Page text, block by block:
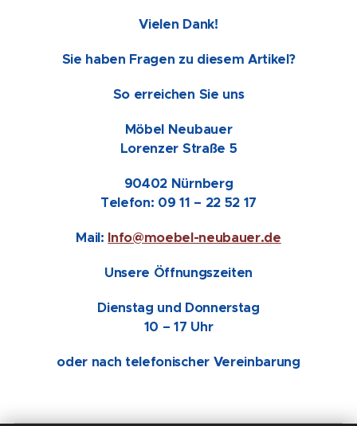
Vielen Dank!
Sie haben Fragen zu diesem Artikel?
So erreichen Sie uns
Möbel Neubauer
Lorenzer Straße 5
90402 Nürnberg
Telefon: 09 11 – 22 52 17
Mail: Info@moebel-neubauer.de
Unsere Öffnungszeiten
Dienstag und Donnerstag
10 – 17 Uhr
oder nach telefonischer Vereinbarung